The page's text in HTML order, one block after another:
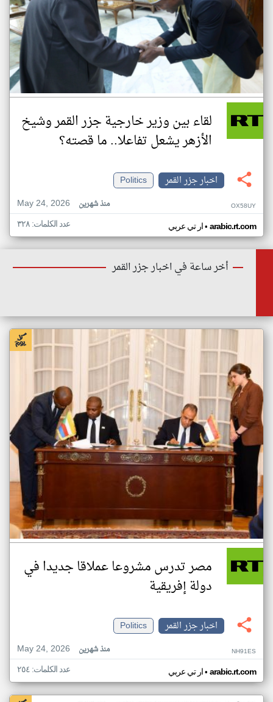
لقاء بين وزير خارجية جزر القمر وشيخ
الأزهر يشعل تفاعلا.. ما قصته؟
اخبار جزر القمر
Politics
May 24, 2026
منذ شهرين OX58UY
ار تي عربي• arabic.rt.com عدد الكلمات: ٣٢٨
أخر ساعة في اخبار جزر القمر
مصر تدرس مشروعا عملاقا جديدا في
دولة إفريقية
اخبار جزر القمر
Politics
May 24, 2026
منذ شهرين NH91ES
ار تي عربي• arabic.rt.com عدد الكلمات: ٢٥٤